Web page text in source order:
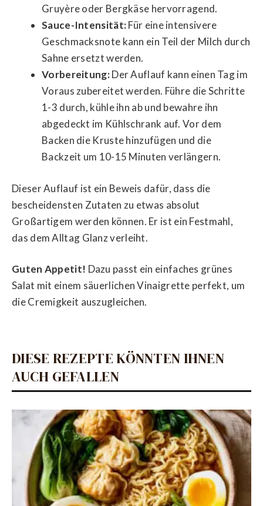
Gruyère oder Bergkäse hervorragend.
Sauce-Intensität:Für eine intensivere
Geschmacksnote kann ein Teil der Milch durch
Sahne ersetzt werden.
Vorbereitung:Der Auflauf kann einen Tag im
Voraus zubereitet werden. Führe die Schritte
1-3 durch, kühle ihn ab und bewahre ihn
abgedeckt im Kühlschrank auf. Vor dem
Backen die Kruste hinzufügen und die
Backzeit um 10-15 Minuten verlängern.
Dieser Auflauf ist ein Beweis dafür, dass die
bescheidensten Zutaten zu etwas absolut
Großartigem werden können. Er ist ein Festmahl,
das dem Alltag Glanz verleiht.
Guten Appetit! Dazu passt ein einfaches grünes
Salat mit einem säuerlichen Vinaigrette perfekt, um
die Cremigkeit auszugleichen.
DIESE REZEPTE KÖNNTEN IHNEN
AUCH GEFALLEN